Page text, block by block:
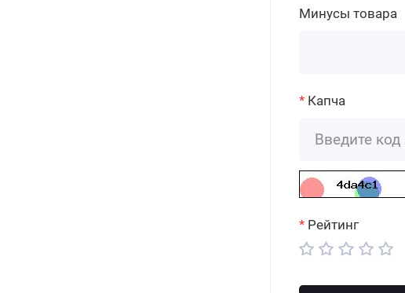
Минусы товара
Капча
Рейтинг